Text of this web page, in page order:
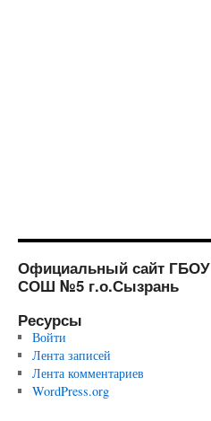
Официальный сайт ГБОУ
СОШ №5 г.о.Сызрань
Ресурсы
Войти
Лента записей
Лента комментариев
WordPress.org